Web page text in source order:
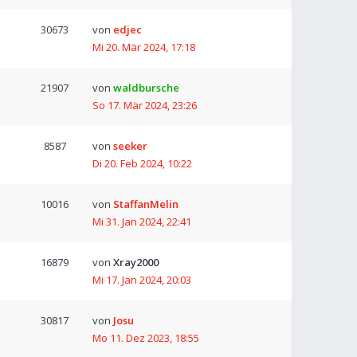
30673 von edjec
Mi 20. Mär 2024, 17:18
21907 von waldbursche
So 17. Mär 2024, 23:26
8587 von seeker
Di 20. Feb 2024, 10:22
10016 von StaffanMelin
Mi 31. Jan 2024, 22:41
16879 von Xray2000
Mi 17. Jan 2024, 20:03
30817 von Josu
Mo 11. Dez 2023, 18:55